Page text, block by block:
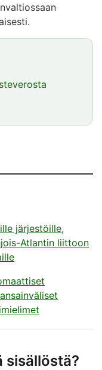
järjestöille,
Atlantin liittoon
sisällöstä?